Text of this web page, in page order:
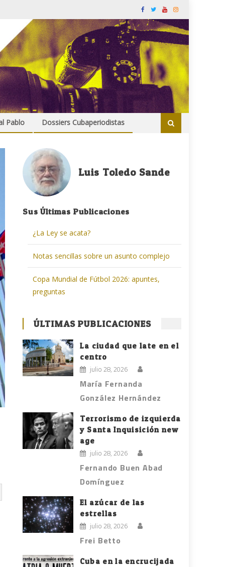
Pablo Dossiers Cubaperiodistas
Luis Toledo Sande
Sus Últimas Publicaciones
¿La Ley se acata?
Notas sencillas sobre un asunto complejo
Copa Mundial de Fútbol 2026: apuntes,
preguntas
ÚLTIMAS PUBLICACIONES
La ciudad que late en el
centro
julio 28, 2026
María Fernanda
González Hernández
Terrorismo de izquierda
y Santa Inquisición new
age
julio 28, 2026
Fernando Buen Abad
Domínguez
El azúcar de las
estrellas
julio 28, 2026
Frei Betto
Cuba en la encrucijada